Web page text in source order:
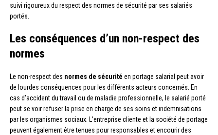
suivi rigoureux du respect des normes de sécurité par ses salariés
portés.
Les conséquences d’un non-respect des
normes
Le non-respect des normes de sécurité en portage salarial peut avoir
de lourdes conséquences pour les différents acteurs concernés. En
cas d’accident du travail ou de maladie professionnelle, le salarié porté
peut se voir refuser la prise en charge de ses soins et indemnisations
par les organismes sociaux. L’entreprise cliente et la société de portage
peuvent également être tenues pour responsables et encourir des